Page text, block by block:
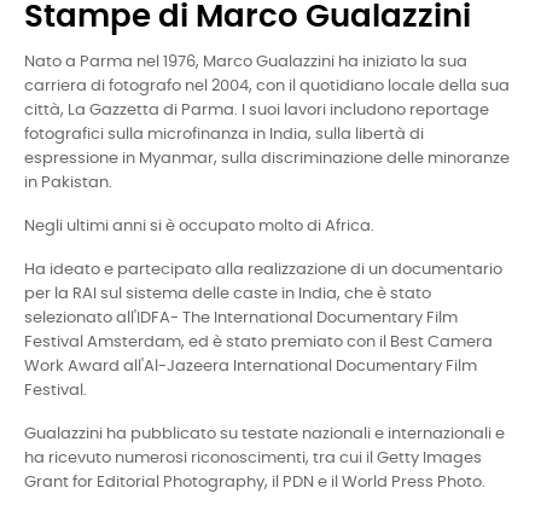
Stampe di Marco Gualazzini
Nato a Parma nel 1976, Marco Gualazzini ha iniziato la sua
carriera di fotografo nel 2004, con il quotidiano locale della sua
città, La Gazzetta di Parma. I suoi lavori includono reportage
fotografici sulla microfinanza in India, sulla libertà di
espressione in Myanmar, sulla discriminazione delle minoranze
in Pakistan.
Negli ultimi anni si è occupato molto di Africa.
Ha ideato e partecipato alla realizzazione di un documentario
per la RAI sul sistema delle caste in India, che è stato
selezionato all'IDFA- The International Documentary Film
Festival Amsterdam, ed è stato premiato con il Best Camera
Work Award all'Al-Jazeera International Documentary Film
Festival.
Gualazzini ha pubblicato su testate nazionali e internazionali e
ha ricevuto numerosi riconoscimenti, tra cui il Getty Images
Grant for Editorial Photography, il PDN e il World Press Photo.